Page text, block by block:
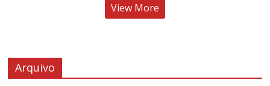
View More
Arquivo